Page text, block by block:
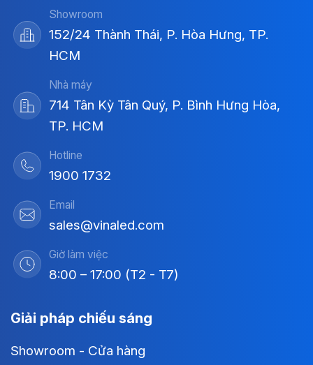
Showroom
152/24 Thành Thái, P. Hòa Hưng, TP.
HCM
Nhà máy
714 Tân Kỳ Tân Quý, P. Bình Hưng Hòa,
TP. HCM
Hotline
1900 1732
Email
sales@vinaled.com
Giờ làm việc
8:00 – 17:00 (T2 - T7)
Giải pháp chiếu sáng
Showroom - Cửa hàng